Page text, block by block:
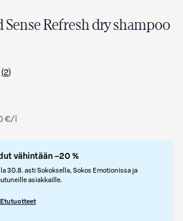
Refresh dry shampoo
Siirry arvioihin
2
kappaletta
€/l
vähintään –20 %
30.8. asti Sokoksella, Sokos Emotionissa ja
asiakkaille.
Etutuotteet